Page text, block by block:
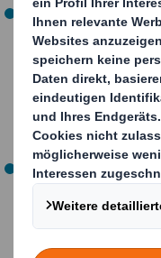
Neue Versuche zur
Papierfasern, um
Herstellung von
Technologie
der Verpackung zu
Gesamtfestigkeit
Verpackung zu
700 DS Smith-
der Ellen
geschult, damit